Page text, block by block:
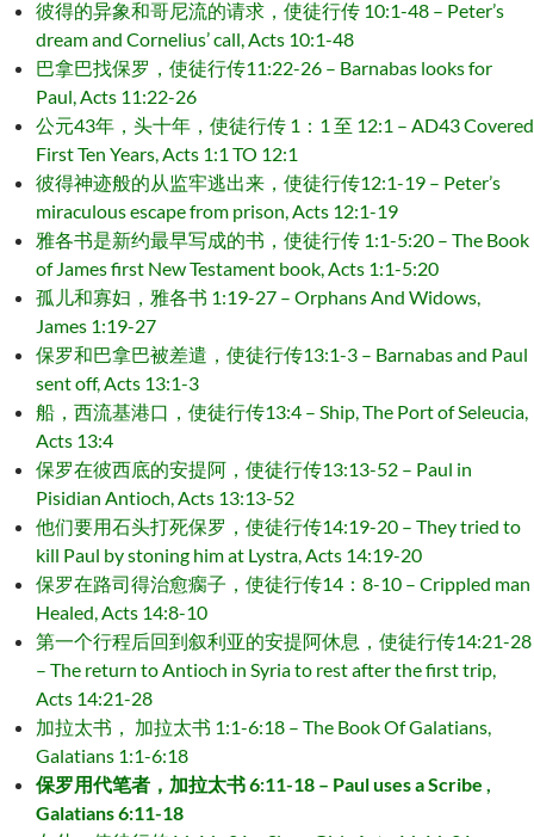
彼得的异象和哥尼流的请求，使徒行传 10:1-48 – Peter’s
dream and Cornelius’ call, Acts 10:1-48
巴拿巴找保罗，使徒行传11:22-26 – Barnabas looks for
Paul, Acts 11:22-26
公元43年，头十年，使徒行传 1：1 至 12:1 – AD43 Covered
First Ten Years, Acts 1:1 TO 12:1
彼得神迹般的从监牢逃出来，使徒行传12:1-19 – Peter’s
miraculous escape from prison, Acts 12:1-19
雅各书是新约最早写成的书，使徒行传 1:1-5:20 – The Book
of James first New Testament book, Acts 1:1-5:20
孤儿和寡妇，雅各书 1:19-27 – Orphans And Widows,
James 1:19-27
保罗和巴拿巴被差遣，使徒行传13:1-3 – Barnabas and Paul
sent off, Acts 13:1-3
船，西流基港口，使徒行传13:4 – Ship, The Port of Seleucia,
Acts 13:4
保罗在彼西底的安提阿，使徒行传13:13-52 – Paul in
Pisidian Antioch, Acts 13:13-52
他们要用石头打死保罗，使徒行传14:19-20 – They tried to
kill Paul by stoning him at Lystra, Acts 14:19-20
保罗在路司得治愈瘸子，使徒行传14：8-10 – Crippled man
Healed, Acts 14:8-10
第一个行程后回到叙利亚的安提阿休息，使徒行传14:21-28
– The return to Antioch in Syria to rest after the first trip,
Acts 14:21-28
加拉太书， 加拉太书 1:1-6:18 – The Book Of Galatians,
Galatians 1:1-6:18
保罗用代笔者，加拉太书 6:11-18 – Paul uses a Scribe ,
Galatians 6:11-18